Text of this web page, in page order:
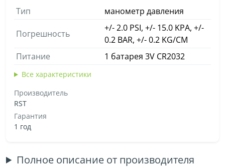
Тип
манометр давления
Погрешность
+/- 2.0 PSI, +/- 15.0 KPA, +/-
0.2 BAR, +/- 0.2 KG/CM
Питание
1 батарея 3V CR2032
Все характеристики
Производитель
RST
Гарантия
1 год
Полное описание от производителя